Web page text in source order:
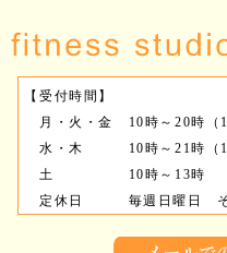
【受付時間】
月・火・金 10時～20時（
水・木 10時～21時（13
土 10時～13時
定休日 毎週日曜日 そ